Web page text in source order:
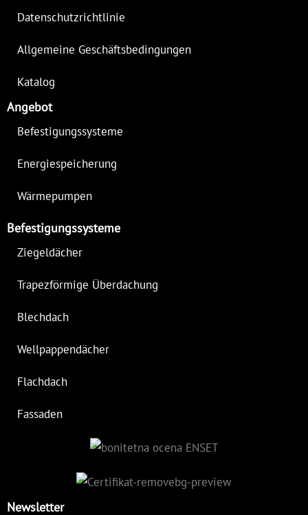
Datenschutzrichtlinie
Allgemeine Geschäftsbedingungen
Katalog
Angebot
Befestigungssysteme
Energiespeicherung
Wärmepumpen
Befestigungssysteme
Ziegeldächer
Trapezförmige Überdachung
Blechdach
Wellpappendächer
Flachdach
Fassaden
Newsletter